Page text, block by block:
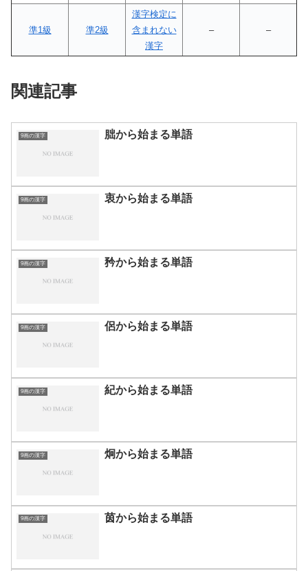
準1級 準2級
漢字検定に
含まれない
漢字
– –
関連記事
9画の漢字 朏から始まる単語
9画の漢字 衷から始まる単語
9画の漢字 矜から始まる単語
9画の漢字 侶から始まる単語
9画の漢字 紀から始まる単語
9画の漢字 炯から始まる単語
9画の漢字 茵から始まる単語